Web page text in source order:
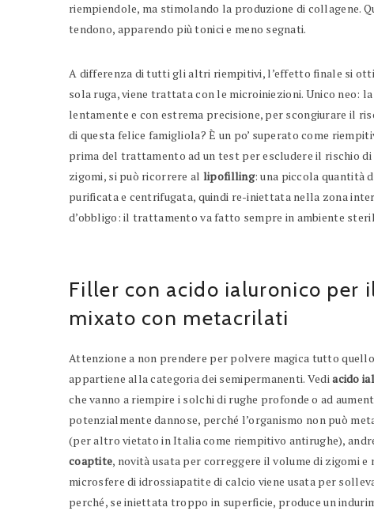
riempiendole, ma stimolando la produzione di collagene.
tendono, apparendo più tonici e meno segnati.
A differenza di tutti gli altri riempitivi, l’effetto finale si
sola ruga, viene trattata con le microiniezioni. Unico neo:
lentamente e con estrema precisione, per scongiurare il
di questa felice famigliola? È un po’ superato come
prima del trattamento ad un test per escludere il rischio
zigomi, si può ricorrere al lipofilling: una piccola quantità
purificata e centrifugata, quindi re-iniettata nella zona
d’obbligo: il trattamento va fatto sempre in ambiente
Filler con acido ialuronico per
mixato con metacrilati
Attenzione a non prendere per polvere magica tutto
appartiene alla categoria dei semipermanenti. Vediacido
che vanno a riempire i solchi di rughe profonde o ad
potenzialmente dannose, perché l’organismo non può
(per altro vietato in Italia come riempitivo antirughe),
coaptite, novità usata per correggere il volume di zigomi
microsfere di idrossiapatite di calcio viene usata per
perché, se iniettata troppo in superficie, produce un